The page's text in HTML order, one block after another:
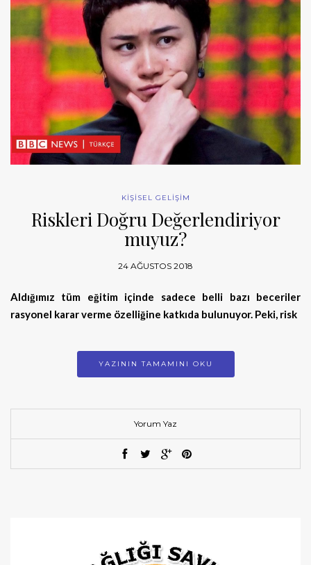
KİŞİSEL GELİŞİM
Riskleri Doğru Değerlendiriyor
muyuz?
24 AĞUSTOS 2018
Aldığımız tüm eğitim içinde sadece belli bazı beceriler
rasyonel kararverme özelliğine katkıda bulunuyor. Peki, risk
YAZININ TAMAMINI OKU
Yorum Yaz